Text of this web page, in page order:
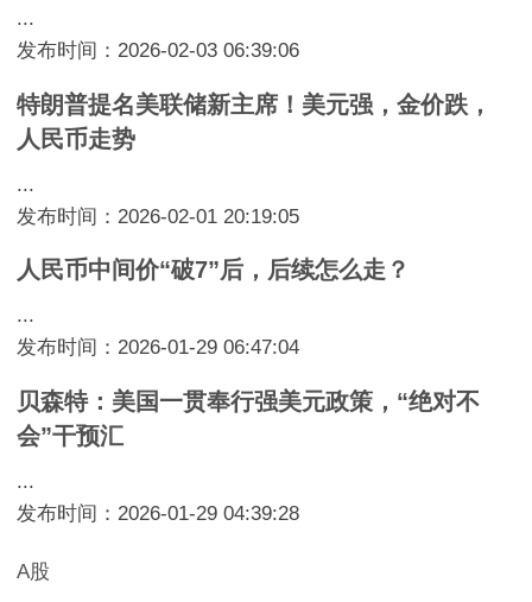
...
发布时间：2026-02-03 06:39:06
特朗普提名美联储新主席！美元强，金价跌，
人民币走势
...
发布时间：2026-02-01 20:19:05
人民币中间价“破7”后，后续怎么走？
...
发布时间：2026-01-29 06:47:04
贝森特：美国一贯奉行强美元政策，“绝对不
会”干预汇
...
发布时间：2026-01-29 04:39:28
A股